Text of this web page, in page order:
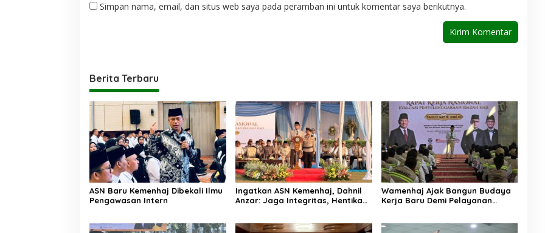
Simpan nama, email, dan situs web saya pada peramban ini untuk komentar saya berikutnya.
Berita Terbaru
ASN Baru Kemenhaj Dibekali Ilmu
Pengawasan Intern
Ingatkan ASN Kemenhaj, Dahnil
Anzar: Jaga Integritas, Hentikan
Wamenhaj Ajak Bangun Budaya
Kerja Baru Demi Pelayanan